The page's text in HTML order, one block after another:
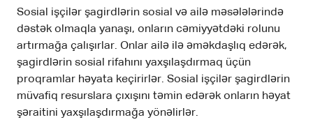
Sosial işçilər şagirdlərin sosial və ailə məsələlərində
dəstək olmaqla yanaşı, onların cəmiyyətdəki rolunu
artırmağa çalışırlar. Onlar ailə ilə əməkdaşlıq edərək,
şagirdlərin sosial rifahını yaxşılaşdırmaq üçün
proqramlar həyata keçirirlər. Sosial işçilər şagirdlərin
müvafiq resurslara çıxışını təmin edərək onların həyat
şəraitini yaxşılaşdırmağa yönəlirlər.